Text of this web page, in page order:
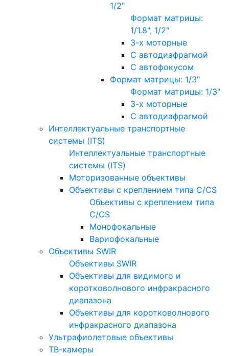
1/2"
Формат матрицы:
1/1.8", 1/2"
3-х моторные
С автодиафрагмой
С автофокусом
Формат матрицы: 1/3"
Формат матрицы: 1/3"
3-х моторные
С автодиафрагмой
Интеллектуальные транспортные
системы (ITS)
Интеллектуальные транспортные
системы (ITS)
Моторизованные объективы
Объективы с креплением типа C/CS
Объективы с креплением типа
C/CS
Монофокальные
Вариофокальные
Объективы SWIR
Объективы SWIR
Объективы для видимого и
коротковолнового инфракрасного
диапазона
Объективы для коротковолнового
инфракрасного диапазона
Ультрафиолетовые объективы
ТВ-камеры